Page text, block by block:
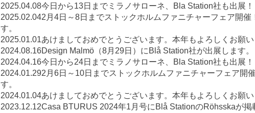
2025.04.08今日から13日までミラノサローネ、Bla Station社も出展！
2025.02.042月4日～8日までストックホルムファニチャーフェア開
す。
2025.01.01あけましておめでとうございます。本年もよろしくお願い
2024.08.16Design Malmö（8月29日）にBlå Station社が出展します。
2024.04.16今日から24日までミラノサローネ、Bla Station社も出展！
2024.01.292月6日～10日までストックホルムファニチャーフェア開
す。
2024.01.04あけましておめでとうございます。本年もよろしくお願い
2023.12.12Casa BTURUS 2024年1月号にBlå StationのRöhsskaが掲